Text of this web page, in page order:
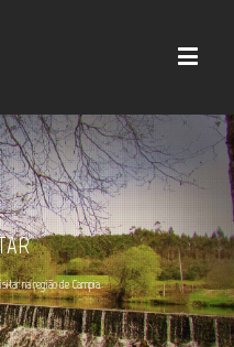
na região de Campia